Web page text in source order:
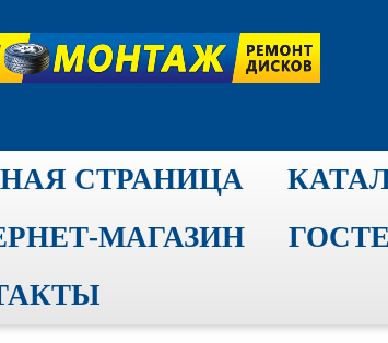
СТРАНИЦА
МАГАЗИН